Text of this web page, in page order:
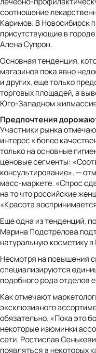
соотношение
Каримов. В Новосибирск
присутствующие в
Алена Супрон.
Основная тенденция,
магазинов пока явно
и других, еще только
торговых площадей, а
Юго-Западном
Предпочтения
Участники рынка
интерес к более
только на основные
ценовые сегменты:
консультирование», —
масс-маркете. «Спрос
на то что российские
«Красота
Еще одна из тенденций,
Марина Подстрелова
натуральную косметику
Несмотря на повышения
специализируются
подобного рода отделов
Как отмечают
эксклюзивного
обязательно. «Пока это
некоторые изюминки
сети. Ростислав
появляться в некоторых